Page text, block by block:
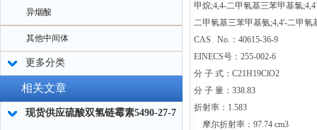
异烟酸
其他中间体
更多分类
相关文章
现货供应硫酸双氢链霉素5490-27-7
甲烷;4,4-二甲氧基三苯甲基氯
二甲氧基三苯甲基氨;4,4'-二甲氧
CAS No.：40615-36-9
EINECS号：255-002-6
分 子 式：C21H19ClO2
分 子 量：338.83
折射率：1.583
摩尔折射率：97.74 cm3